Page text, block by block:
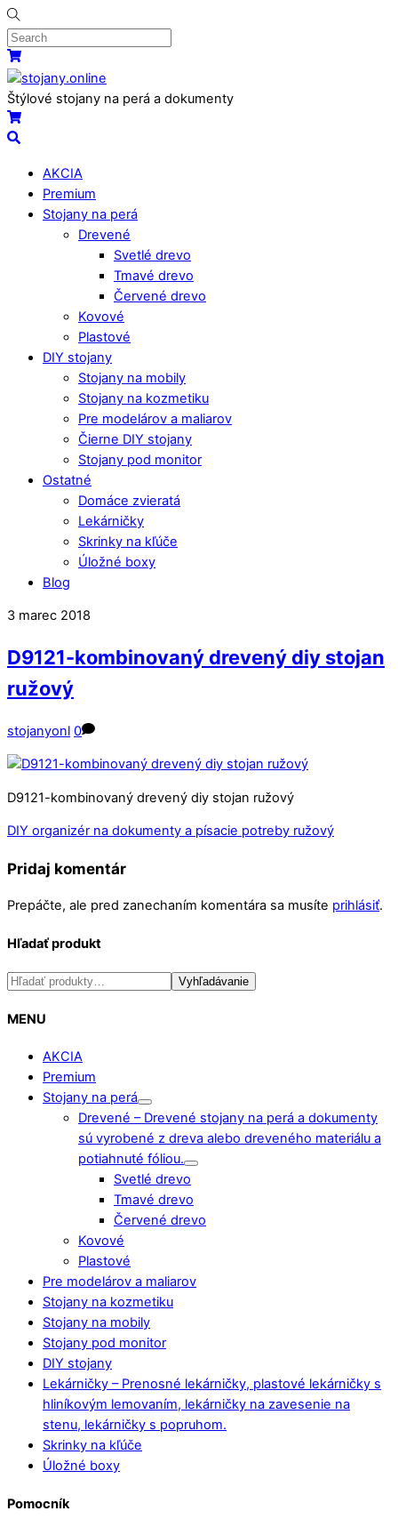
Skip
to
content
MenuKošík
Štýlové stojany na perá a dokumenty
Košík
Search
AKCIA
Premium
Stojany na perá
Drevené
Svetlé drevo
Tmavé drevo
Červené drevo
Kovové
Plastové
DIY stojany
Stojany na mobily
Stojany na kozmetiku
Pre modelárov a maliarov
Čierne DIY stojany
Stojany pod monitor
Ostatné
Domáce zvieratá
Lekárničky
Skrinky na kľúče
Úložné boxy
Blog
Close
Close
3 marec 2018
D9121-kombinovaný drevený diy stojan
ružový
stojanyonl 0
D9121-kombinovaný drevený diy stojan ružový
DIY organizér na dokumenty a písacie potreby ružový
Pridaj komentár
Prepáčte, ale pred zanechaním komentára sa musíte prihlásiť.
Hľadať produkt
Hľadať: Vyhľadávanie
MENU
AKCIA
Premium
Stojany na perá
Drevené – Drevené stojany na perá a dokumenty
sú vyrobené z dreva alebo dreveného materiálu a
potiahnuté fóliou.
Svetlé drevo
Tmavé drevo
Červené drevo
Kovové
Plastové
Pre modelárov a maliarov
Stojany na kozmetiku
Stojany na mobily
Stojany pod monitor
DIY stojany
Lekárničky – Prenosné lekárničky, plastové lekárničky s
hliníkovým lemovaním, lekárničky na zavesenie na
stenu, lekárničky s popruhom.
Skrinky na kľúče
Úložné boxy
Pomocník